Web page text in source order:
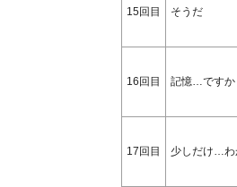
15回目 そうだ
16回目 記憶…ですか
17回目 少しだけ…わ